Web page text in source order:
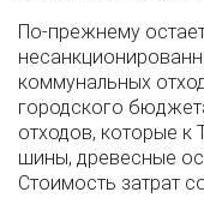
По-прежнему
коммунальных
городского
отходов, которые к
шины, древесные
Стоимость затрат